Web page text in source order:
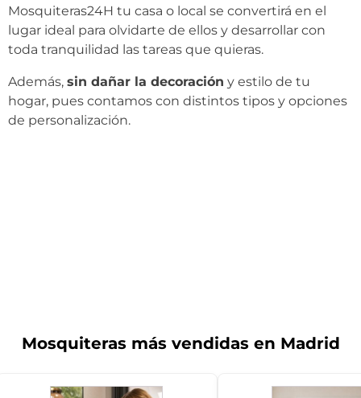
Mosquiteras24H tu casa o local se convertirá en el
lugar ideal para olvidarte de ellos y desarrollar con
toda tranquilidad las tareas que quieras.
Además, sin dañar la decoración y estilo de tu
hogar, pues contamos con distintos tipos y opciones
de personalización.
Mosquiteras más vendidas en Madrid